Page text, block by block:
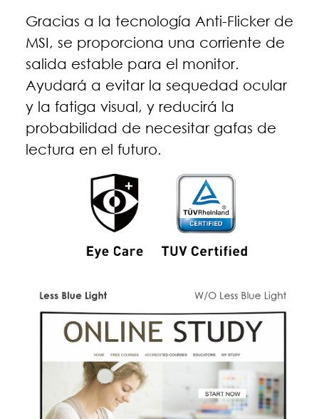
Gracias a la tecnología Anti-Flicker de
MSI, se proporciona una corriente de
salida estable para el monitor.
Ayudará a evitar la sequedad ocular
y la fatiga visual, y reducirá la
probabilidad de necesitar gafas de
lectura en el futuro.